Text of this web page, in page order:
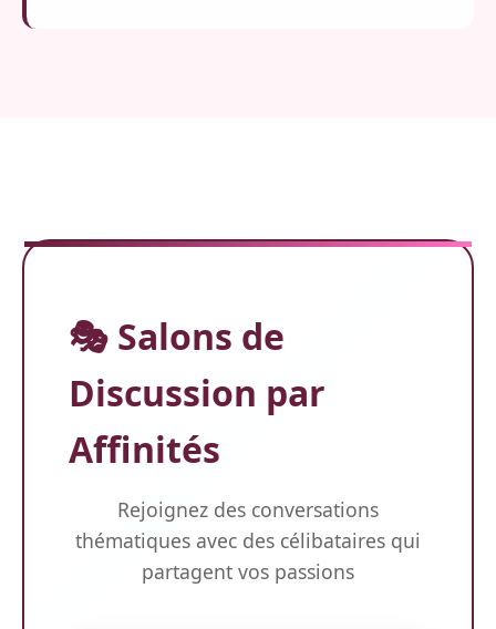
🎭 Salons de
Discussion par
Affinités
Rejoignez des conversations
thématiques avec des célibataires qui
partagent vos passions